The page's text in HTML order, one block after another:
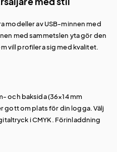
modeller av USB-minnen med
med sammetslen yta gör den
vill profilera sig med kvalitet.
och baksida (36×14 mm
gott om plats för din logga. Välj
i CMYK. Förinladdning